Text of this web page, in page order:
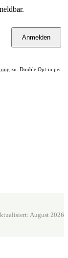
Anmelden
zu. Double Opt-in per
August 2026